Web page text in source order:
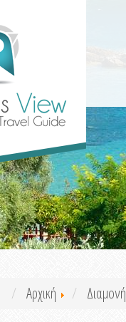
Αρχική Διαμονή